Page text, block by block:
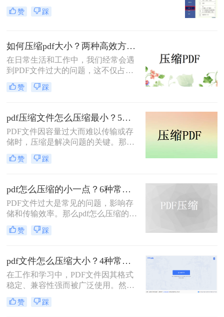
（Windows/macOS均支持）或在线免
费工具（如PDFmao、转转大师）直
业软件「转转大师PDF转换器」——
它支持自定义压缩等级、图片重采
样，且完全本地处理，安全无广告。
的需求，然后逐一详解每种方法的具
赞 踩
如何压缩pdf大小？两种高效方法详解！
在日常生活和工作中，我们经常会遇
到PDF文件过大的问题，这不仅占用
了大量的存储空间，还降低了文件的
传输效率。因此，掌握几种有效的
何压缩pdf大小呢？本文将介绍两种常
用的PDF压缩方法，以帮助您更好地
压缩PDF文件。
赞 踩
pdf压缩文件怎么压缩最小？5个常用方法全解析！
PDF文件因容量过大而难以传输或存
储时，压缩是解决问题的关键。那么
pdf压缩文件怎么压缩最小呢？本文将
介绍几种高效压缩PDF的方法，帮助
赞 踩
pdf怎么压缩的小一点？6种常用方案详解！
PDF文件过大是常见的问题，影响存
储和传输效率。那么pdf怎么压缩的小
一点呢？本文将详解6种主流压缩方
案，助你快速解决文件体积过大的困
赞 踩
pdf文件怎么压缩大小？4种常用压缩方法详解！
在工作和学习中，PDF文件因其格式
稳定、兼容性强而被广泛使用。然
而，PDF文件体积过大常会导致存储
空间不足、传输速度慢等问题。那么
赞 踩